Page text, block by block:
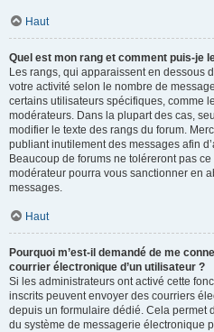
Haut
Quel est mon rang et comment puis-je
Les rangs, qui apparaissent en dessous
votre activité selon le nombre de
certains utilisateurs spécifiques, comme
modérateurs. Dans la plupart des cas,
modifier le texte des rangs du forum.
publiant inutilement des messages afin
Beaucoup de forums ne toléreront pas
modérateur pourra vous sanctionner en
messages.
Haut
Pourquoi m’est-il demandé de me
courrier électronique d’un utilisateur ?
Si les administrateurs ont activé cette
inscrits peuvent envoyer des courriers
depuis un formulaire dédié. Cela permet
du système de messagerie électronique